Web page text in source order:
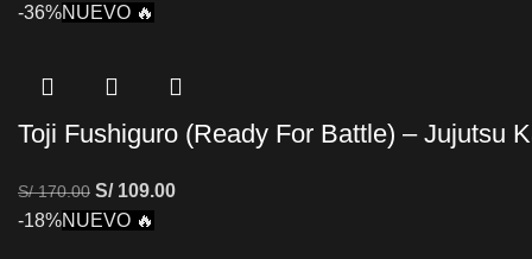
-36%NUEVO 🔥
Toji Fushiguro (Ready For Battle) – Jujutsu
S/170.00 S/109.00
-18%NUEVO 🔥